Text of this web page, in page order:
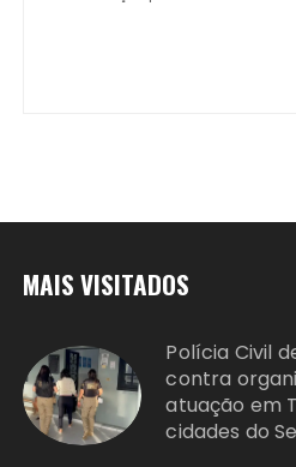
MAIS VISITADOS
Polícia Civil
contra
atuação em
cidades do